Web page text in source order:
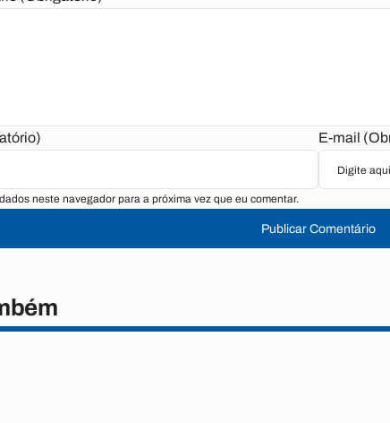
E-mail
neste navegador para a próxima vez que eu comentar.
Publicar Comentário